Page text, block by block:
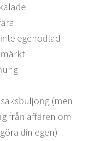
egenodlad
(men
från affären om
din egen)